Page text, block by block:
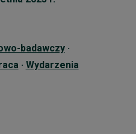
badawczy·
· Wydarzenia